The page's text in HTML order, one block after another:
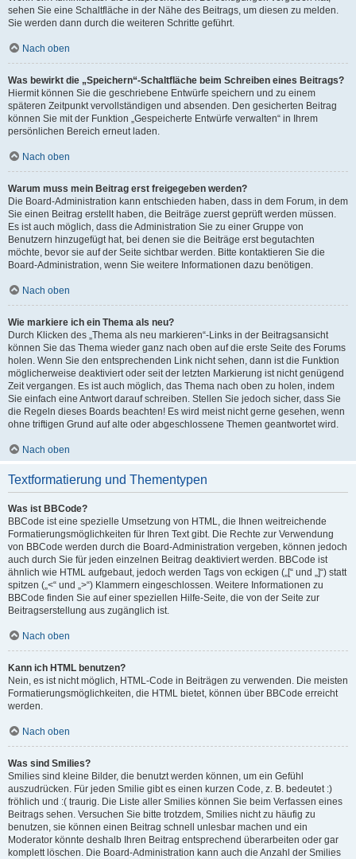
sehen Sie eine Schaltfläche in der Nähe des Beitrags, um diesen zu melden.
Sie werden dann durch die weiteren Schritte geführt.
Nach oben
Was bewirkt die „Speichern“-Schaltfläche beim Schreiben eines Beitrags?
Hiermit können Sie die geschriebene Entwürfe speichern und zu einem
späteren Zeitpunkt vervollständigen und absenden. Den gesicherten Beitrag
können Sie mit der Funktion „Gespeicherte Entwürfe verwalten“ in Ihrem
persönlichen Bereich erneut laden.
Nach oben
Warum muss mein Beitrag erst freigegeben werden?
Die Board-Administration kann entschieden haben, dass in dem Forum, in dem
Sie einen Beitrag erstellt haben, die Beiträge zuerst geprüft werden müssen.
Es ist auch möglich, dass die Administration Sie zu einer Gruppe von
Benutzern hinzugefügt hat, bei denen sie die Beiträge erst begutachten
möchte, bevor sie auf der Seite sichtbar werden. Bitte kontaktieren Sie die
Board-Administration, wenn Sie weitere Informationen dazu benötigen.
Nach oben
Wie markiere ich ein Thema als neu?
Durch Klicken des „Thema als neu markieren“-Links in der Beitragsansicht
können Sie das Thema wieder ganz nach oben auf die erste Seite des Forums
holen. Wenn Sie den entsprechenden Link nicht sehen, dann ist die Funktion
möglicherweise deaktiviert oder seit der letzten Markierung ist nicht genügend
Zeit vergangen. Es ist auch möglich, das Thema nach oben zu holen, indem
Sie einfach eine Antwort darauf schreiben. Stellen Sie jedoch sicher, dass Sie
die Regeln dieses Boards beachten! Es wird meist nicht gerne gesehen, wenn
ohne triftigen Grund auf alte oder abgeschlossene Themen geantwortet wird.
Nach oben
Textformatierung und Thementypen
Was ist BBCode?
BBCode ist eine spezielle Umsetzung von HTML, die Ihnen weitreichende
Formatierungsmöglichkeiten für Ihren Text gibt. Die Rechte zur Verwendung
von BBCode werden durch die Board-Administration vergeben, können jedoch
auch durch Sie für jeden einzelnen Beitrag deaktiviert werden. BBCode ist
ähnlich wie HTML aufgebaut, jedoch werden Tags von eckigen („[“ und „]“) statt
spitzen („<“ und „>“) Klammern eingeschlossen. Weitere Informationen zu
BBCode finden Sie auf einer speziellen Hilfe-Seite, die von der Seite zur
Beitragserstellung aus zugänglich ist.
Nach oben
Kann ich HTML benutzen?
Nein, es ist nicht möglich, HTML-Code in Beiträgen zu verwenden. Die meisten
Formatierungsmöglichkeiten, die HTML bietet, können über BBCode erreicht
werden.
Nach oben
Was sind Smilies?
Smilies sind kleine Bilder, die benutzt werden können, um ein Gefühl
auszudrücken. Für jeden Smilie gibt es einen kurzen Code, z. B. bedeutet :)
fröhlich und :( traurig. Die Liste aller Smilies können Sie beim Verfassen eines
Beitrags sehen. Versuchen Sie bitte trotzdem, Smilies nicht zu häufig zu
benutzen, sie können einen Beitrag schnell unlesbar machen und ein
Moderator könnte deshalb Ihren Beitrag entsprechend überarbeiten oder gar
komplett löschen. Die Board-Administration kann auch die Anzahl der Smilies